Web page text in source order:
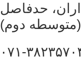
حدفاصل
۳۸۲۳۵۷۰۴